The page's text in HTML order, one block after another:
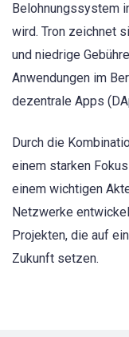
Belohnungssystem
wird. Tron zeichnet
und niedrige
Anwendungen im
dezentrale Apps
Durch die
einem starken
einem wichtigen
Netzwerke
Projekten, die auf
Zukunft setzen.